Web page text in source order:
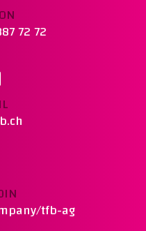
72 72
tfb-ag